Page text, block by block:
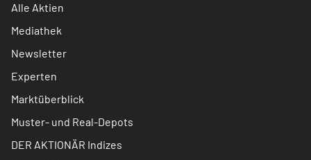
Alle Aktien
Mediathek
Newsletter
Experten
Marktüberblick
Muster- und Real-Depots
DER AKTIONÄR Indizes